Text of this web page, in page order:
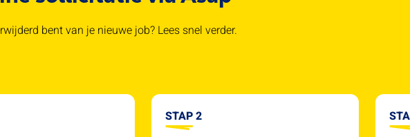
bent van je nieuwe job? Lees snel verder.
STAP 2